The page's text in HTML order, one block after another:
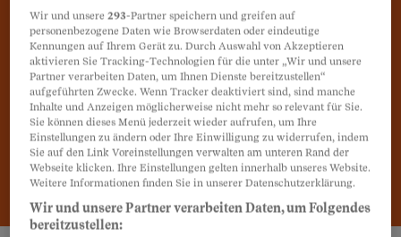
Wir und unsere293-Partner speichern und greifen auf
personenbezogene Daten wie Browserdaten oder eindeutige
Kennungen auf Ihrem Gerät zu. Durch Auswahl von Akzeptieren
aktivieren Sie Tracking-Technologien für die unter „Wir und unsere
Partner verarbeiten Daten, um Ihnen Dienste bereitzustellen“
aufgeführten Zwecke. Wenn Tracker deaktiviert sind, sind manche
Inhalte und Anzeigen möglicherweise nicht mehr so relevant für Sie.
Sie können dieses Menü jederzeit wieder aufrufen, um Ihre
Einstellungen zu ändern oder Ihre Einwilligung zu widerrufen, indem
Sie auf den Link Voreinstellungen verwalten am unteren Rand der
Webseite klicken. Ihre Einstellungen gelten innerhalb unseres Website.
Weitere Informationen finden Sie in unserer Datenschutzerklärung.
Wir und unsere Partner verarbeiten Daten, um Folgendes
bereitzustellen: